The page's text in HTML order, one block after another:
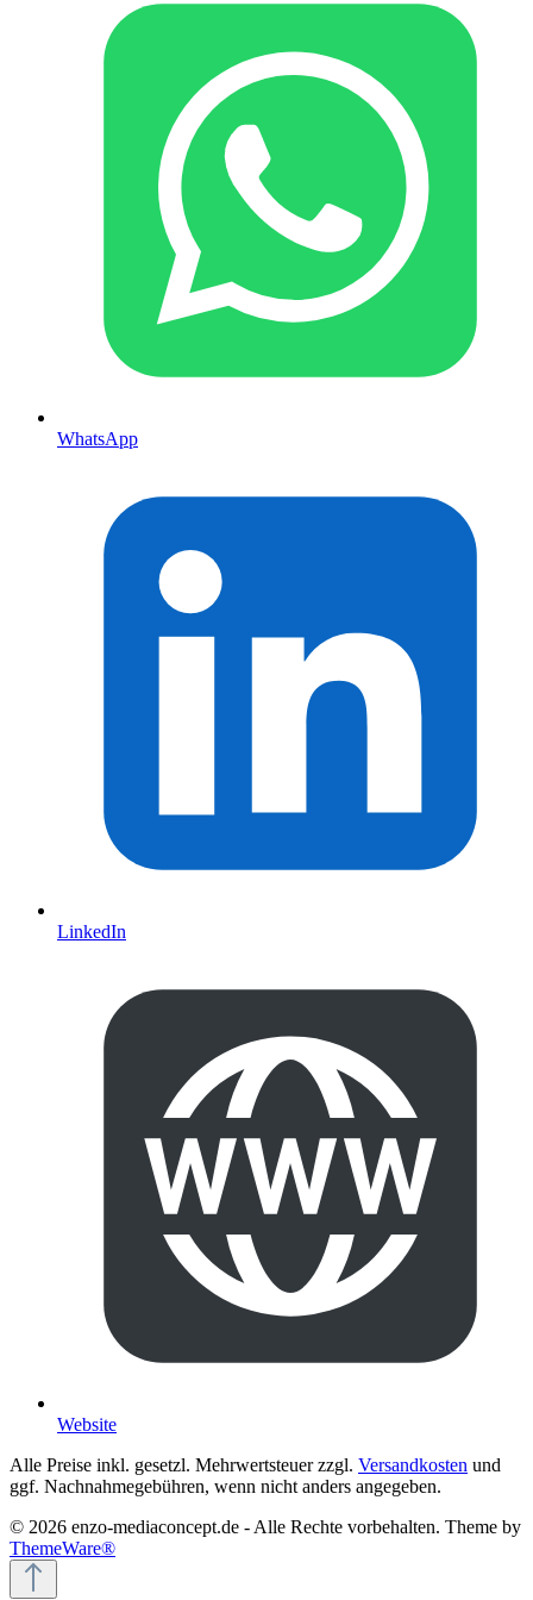
WhatsApp
LinkedIn
Website
Alle Preise inkl. gesetzl. Mehrwertsteuer zzgl. Versandkosten und
ggf. Nachnahmegebühren, wenn nicht anders angegeben.
© 2026 enzo-mediaconcept.de - Alle Rechte vorbehalten. Theme by
ThemeWare®